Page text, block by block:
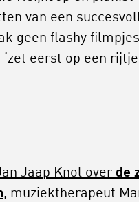
van een
geen flashy
‘zet eerst op een
Jaap Knol over de
, muziektherapeut